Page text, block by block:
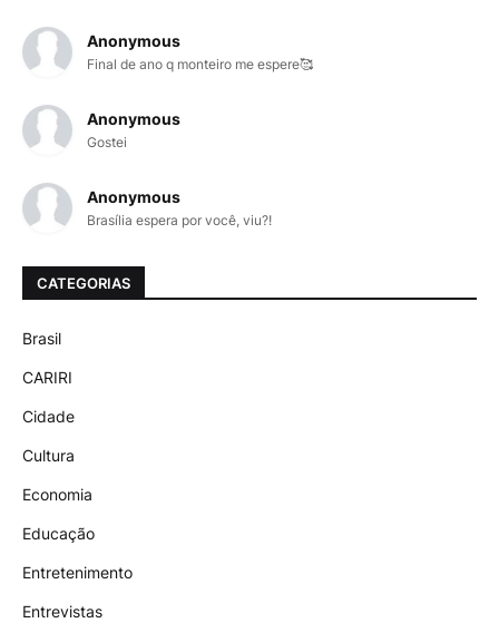
Anonymous
Final de ano q monteiro me espere🥰
Anonymous
Gostei
Anonymous
Brasília espera por você, viu?!
CATEGORIAS
Brasil
CARIRI
Cidade
Cultura
Economia
Educação
Entretenimento
Entrevistas